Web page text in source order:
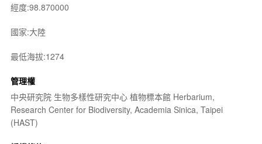
經度:98.870000
國家:大陸
最低海拔:1274
管理權
中央研究院 生物多樣性研究中心 植物標本館 Herbarium,
Research Center for Biodiversity, Academia Sinica, Taipei
(HAST)